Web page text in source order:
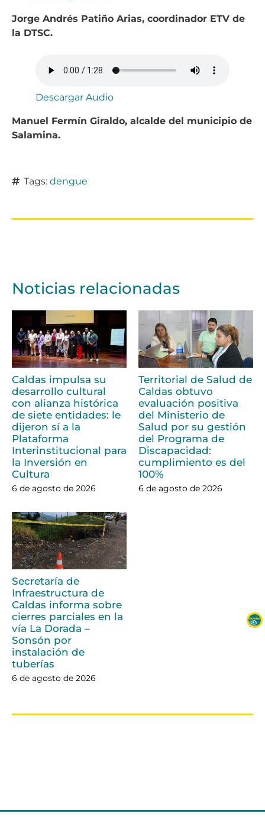
Jorge Andrés Patiño Arias, coordinador ETV de
la DTSC.
Descargar Audio
Manuel Fermín Giraldo, alcalde del municipio de
Salamina.
Tags: dengue
Noticias relacionadas
Caldas impulsa su
desarrollo cultural
con alianza histórica
de siete entidades: le
dijeron sí a la
Plataforma
Interinstitucional para
la Inversión en
Cultura
6 de agosto de 2026
Territorial de Salud de
Caldas obtuvo
evaluación positiva
del Ministerio de
Salud por su gestión
del Programa de
Discapacidad:
cumplimiento es del
100%
6 de agosto de 2026
Secretaría de
Infraestructura de
Caldas informa sobre
cierres parciales en la
vía La Dorada –
Sonsón por
instalación de
tuberías
6 de agosto de 2026